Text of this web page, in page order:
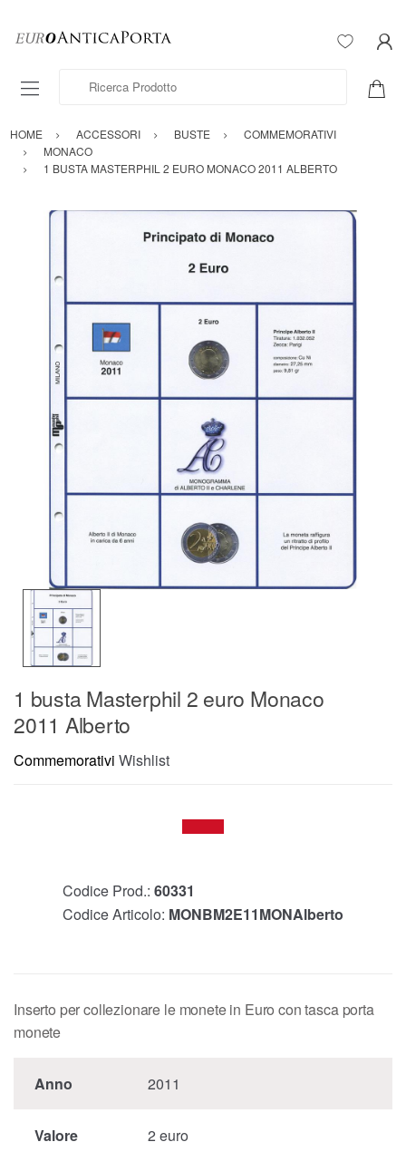
Ricerca Prodotto
HOME ACCESSORI BUSTE
COMMEMORATIVI
MONACO
1 BUSTA MASTERPHIL 2 EURO MONACO 2011 ALBERTO
1 busta Masterphil 2 euro Monaco
2011 Alberto
Commemorativi Wishlist
Codice Prod.: 60331
Codice Articolo: MONBM2E11MONAlberto
Inserto per collezionare le monete in Euro con tasca porta
monete
Anno 2011
Valore 2 euro